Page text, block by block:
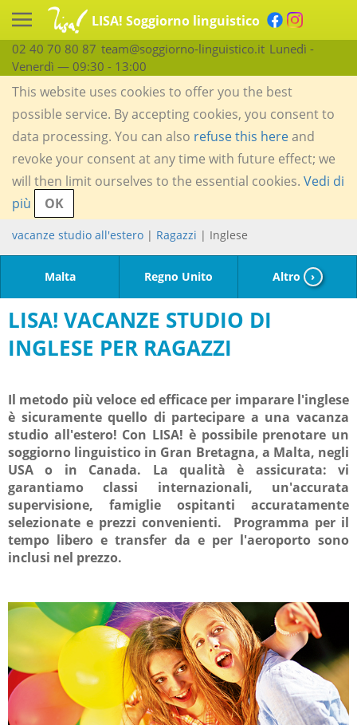
LISA! Soggiorno linguistico
02 40 70 80 87 team@soggiorno-linguistico.it Lunedì -
Venerdì — 09:30 - 13:00
This website uses cookies to offer you the best
possible service. By accepting cookies, you consent to
data processing. You can also refuse this hereand
revoke your consent at any time with future effect; we
will then limit ourselves to the essential cookies. Vedi di
più
OK
vacanze studio all'estero | Ragazzi | Inglese
Malta Regno Unito Altro ›
LISA! VACANZE STUDIO DI
INGLESE PER RAGAZZI
Il metodo più veloce ed efficace per imparare l'inglese
è sicuramente quello di partecipare a una vacanza
studio all'estero! Con LISA! è possibile prenotare un
soggiorno linguistico in Gran Bretagna, a Malta, negli
USA o in Canada. La qualità è assicurata: vi
garantiamo classi internazionali, un'accurata
supervisione, famiglie ospitanti accuratamente
selezionate e prezzi convenienti. Programma per il
tempo libero e transfer da e per l'aeroporto sono
inclusi nel prezzo.